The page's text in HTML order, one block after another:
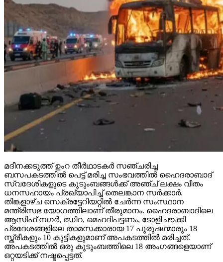
മദീനക്കടുത്ത് ഉംറ തീര്‍ഥാടകര്‍ സഞ്ചരിച്ച
ബസപകടത്തില്‍ പെട്ട് മരിച്ച സംഭവത്തില്‍ ഹൈദരാബാദ്
സ്വദേശികളുടെ കുടുംബങ്ങള്‍ക്ക് അഞ്ച് ലക്ഷം വീതം
ധനസഹായം പ്രഖ്യാപിച്ച് തെലങ്കാന സര്‍ക്കാര്‍.
തിങ്കളാഴ്ച സെക്രട്ടേറിയറ്റില്‍ ചേര്‍ന്ന സംസ്ഥാന
മന്ത്രിസഭ യോഗത്തിലാണ് തീരുമാനം. ഹൈദരാബാദിലെ
ആസിഫ് നഗര്‍, ഝിറ, മെഹദിപട്ടണം, ടോളിചൗക്കി
പ്രദേശങ്ങളിലെ താമസക്കാരായ 17 പുരുഷന്മാരും 18
സ്ത്രീകളും 10 കുട്ടികളുമാണ് അപകടത്തില്‍ മരിച്ചത്.
അപകടത്തില്‍ ഒരു കുടുംബത്തിലെ 18 അംഗങ്ങളെയാണ്
ഒറ്റയടിക്ക് നഷ്ടപ്പെട്ടത്.